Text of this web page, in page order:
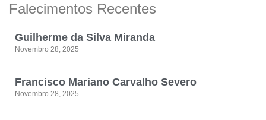
Falecimentos Recentes
Guilherme da Silva Miranda
Novembro 28, 2025
Francisco Mariano Carvalho Severo
Novembro 28, 2025